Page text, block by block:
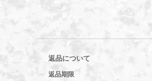
返品について
返品期限